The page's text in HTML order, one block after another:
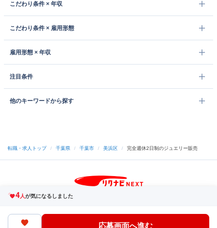
こだわり条件 × 年収
こだわり条件 × 雇用形態
雇用形態 × 年収
注目条件
他のキーワードから探す
4人が気になるしました
転職・求人トップ / 千葉県 / 千葉市 / 美浜区 / 完全週休2日制のジュエリー販売
応募画面へ進む
中途採用をご検討の企業様
ヘルプ・お問い合わせ